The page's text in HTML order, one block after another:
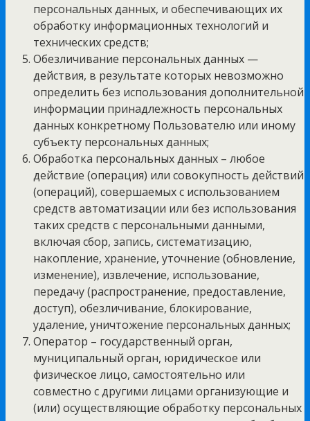
персональных данных, и обеспечивающих их
обработку информационных технологий и
технических средств;
Обезличивание персональных данных —
действия, в результате которых невозможно
определить без использования дополнительной
информации принадлежность персональных
данных конкретному Пользователю или иному
субъекту персональных данных;
Обработка персональных данных – любое
действие (операция) или совокупность действий
(операций), совершаемых с использованием
средств автоматизации или без использования
таких средств с персональными данными,
включая сбор, запись, систематизацию,
накопление, хранение, уточнение (обновление,
изменение), извлечение, использование,
передачу (распространение, предоставление,
доступ), обезличивание, блокирование,
удаление, уничтожение персональных данных;
Оператор – государственный орган,
муниципальный орган, юридическое или
физическое лицо, самостоятельно или
совместно с другими лицами организующие и
(или) осуществляющие обработку персональных